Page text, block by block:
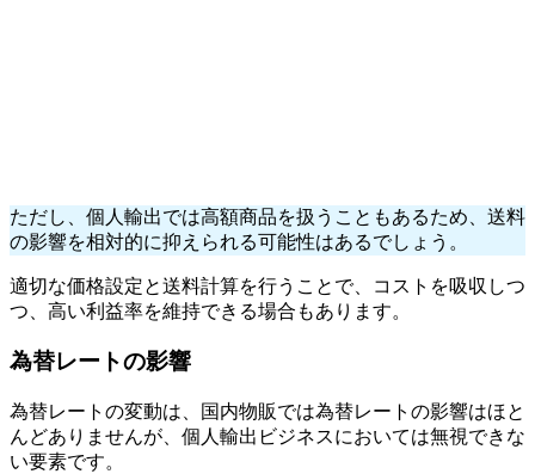
ただし、個人輸出では高額商品を扱うこともあるため、送料
の影響を相対的に抑えられる可能性はあるでしょう。
適切な価格設定と送料計算を行うことで、コストを吸収しつ
つ、高い利益率を維持できる場合もあります。
為替レートの影響
為替レートの変動は、国内物販では為替レートの影響はほと
んどありませんが、個人輸出ビジネスにおいては無視できな
い要素です。